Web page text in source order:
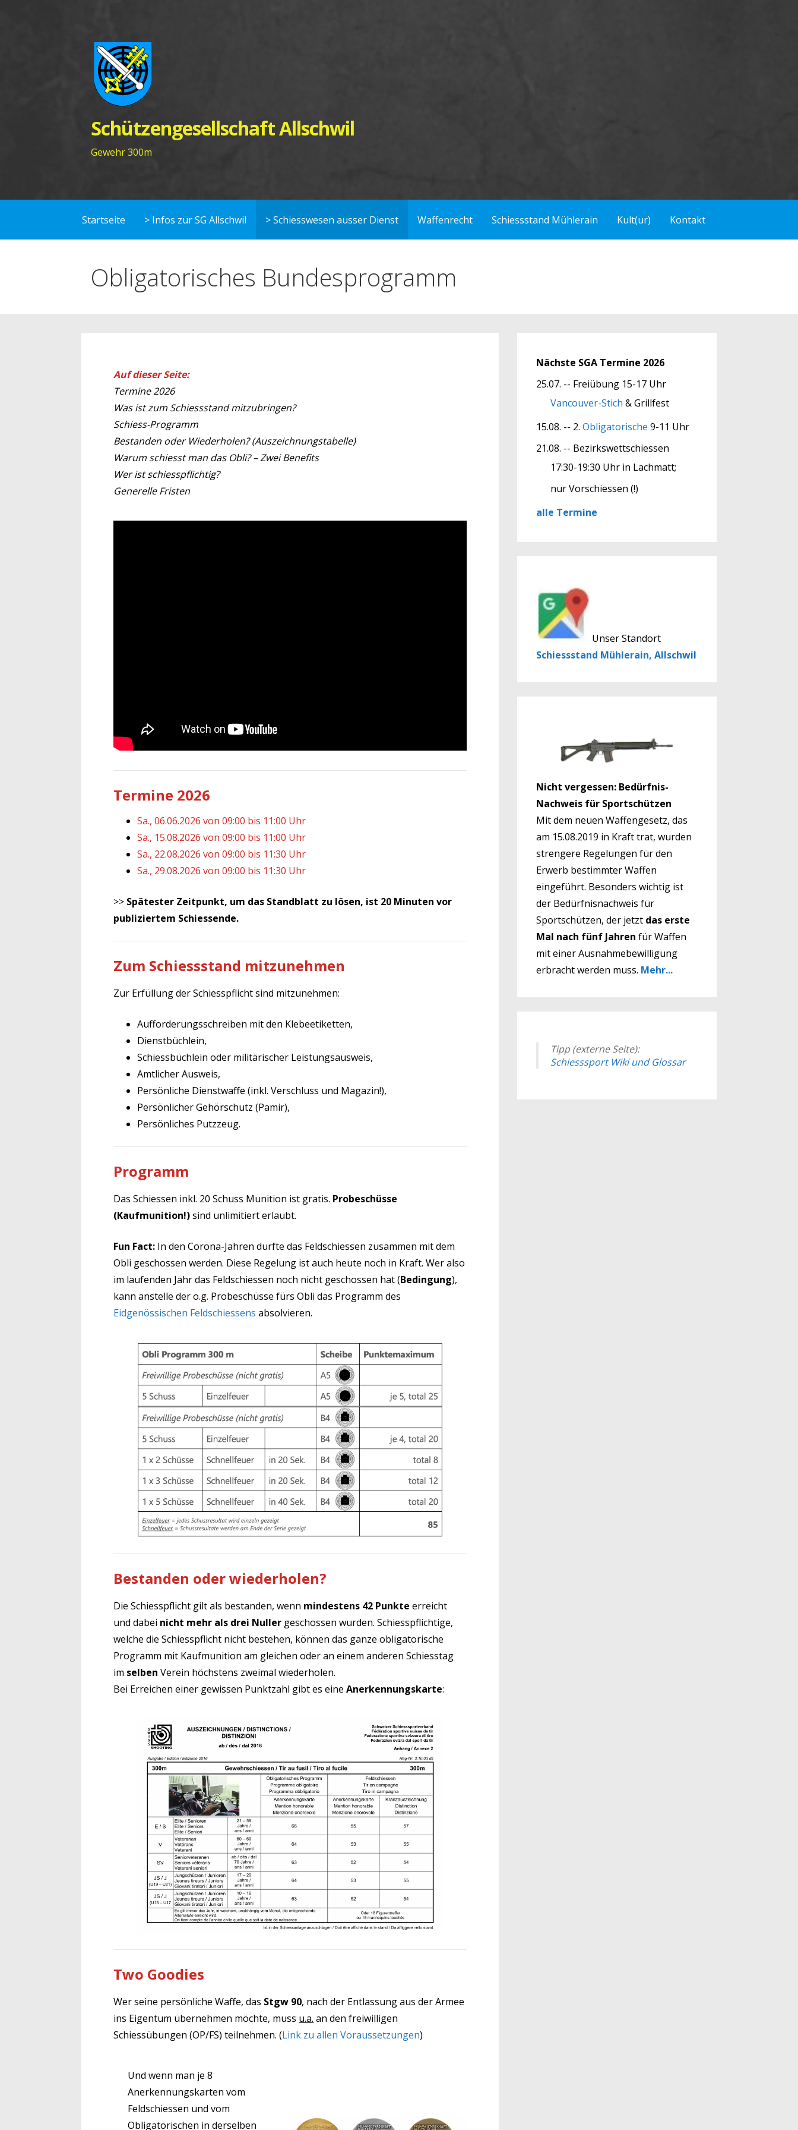
Schützengesellschaft Allschwil
Gewehr 300m
Startseite > Infos zur SG Allschwil > Schiesswesen ausser Dienst Waffenrecht Schiessstand Mühlerain Kult(ur) Kontakt
Obligatorisches Bundesprogramm
Auf dieser Seite:
Termine 2026
Was ist zum Schiessstand mitzubringen?
Schiess-Programm
Bestanden oder Wiederholen? (Auszeichnungstabelle)
Warum schiesst man das Obli? – Zwei Benefits
Wer ist schiesspflichtig?
Generelle Fristen
Termine 2026
Sa., 06.06.2026 von 09:00 bis 11:00 Uhr
Sa., 15.08.2026 von 09:00 bis 11:00 Uhr
Sa., 22.08.2026 von 09:00 bis 11:30 Uhr
Sa., 29.08.2026 von 09:00 bis 11:30 Uhr
>> Spätester Zeitpunkt, um das Standblatt zu lösen, ist 20 Minuten vor
publiziertem Schiessende.
Zum Schiessstand mitzunehmen
Zur Erfüllung der Schiesspflicht sind mitzunehmen:
Aufforderungsschreiben mit den Klebeetiketten,
Dienstbüchlein,
Schiessbüchlein oder militärischer Leistungsausweis,
Amtlicher Ausweis,
Persönliche Dienstwaffe (inkl. Verschluss und Magazin!),
Persönlicher Gehörschutz (Pamir),
Persönliches Putzzeug.
Programm
Das Schiessen inkl. 20 Schuss Munition ist gratis. Probeschüsse
(Kaufmunition!)sind unlimitiert erlaubt.
Fun Fact: In den Corona-Jahren durfte das Feldschiessen zusammen mit dem
Obli geschossen werden. Diese Regelung ist auch heute noch in Kraft. Wer also
im laufenden Jahr das Feldschiessen noch nicht geschossen hat (Bedingung),
kann anstelle der o.g. Probeschüsse fürs Obli das Programm des
Eidgenössischen Feldschiessens absolvieren.
Bestanden oder wiederholen?
Die Schiesspflicht gilt als bestanden, wenn mindestens 42 Punkte erreicht
und dabei nicht mehr als drei Nuller geschossen wurden. Schiesspflichtige,
welche die Schiesspflicht nicht bestehen, können das ganze obligatorische
Programm mit Kaufmunition am gleichen oder an einem anderen Schiesstag
im selben Verein höchstens zweimal wiederholen.
Bei Erreichen einer gewissen Punktzahl gibt es eineAnerkennungskarte:
Two Goodies
Wer seine persönliche Waffe, das Stgw 90, nach der Entlassung aus der Armee
ins Eigentum übernehmen möchte, muss u.a. an den freiwilligen
Schiessübungen (OP/FS) teilnehmen. (Link zu allen Voraussetzungen)
Und wenn man je 8
Anerkennungskarten vom
Feldschiessen und vom
Obligatorischen in derselben
Nächste SGA Termine 2026
25.07. -- Freiübung 15-17 Uhr
Vancouver-Stich & Grillfest
15.08. -- 2. Obligatorische 9-11 Uhr
21.08. -- Bezirkswettschiessen
17:30-19:30 Uhr in Lachmatt;
nur Vorschiessen (!)
alle Termine
Unser Standort
Schiessstand Mühlerain, Allschwil
Nicht vergessen: Bedürfnis-
Nachweis für Sportschützen
Mit dem neuen Waffengesetz, das
am 15.08.2019 in Kraft trat, wurden
strengere Regelungen für den
Erwerb bestimmter Waffen
eingeführt. Besonders wichtig ist
der Bedürfnisnachweis für
Sportschützen, der jetzt das erste
Mal nach fünf Jahren für Waffen
mit einer Ausnahmebewilligung
erbracht werden muss. Mehr...
Tipp (externe Seite):
Schiesssport Wiki und Glossar